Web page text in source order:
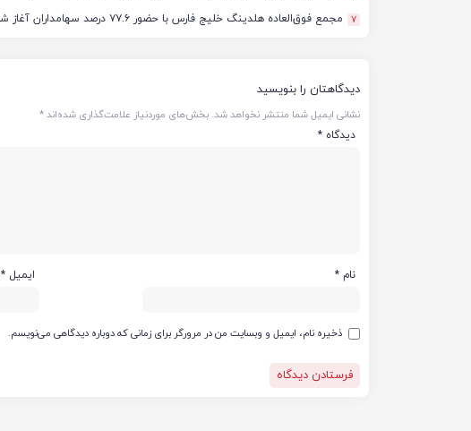
7 مجمع فوق‌العاده هلدینگ خلیج فارس با حضور ۷۷.۶ درصد سهامداران آغاز شد
دیدگاهتان را بنویسید
نشانی ایمیل شما منتشر نخواهد شد. بخش‌های موردنیاز علامت‌گذاری شده‌اند*
دیدگاه *
نام * ایمیل *
ذخیره نام، ایمیل و وبسایت من در مرورگر برای زمانی که دوباره دیدگاهی می‌نویسم.